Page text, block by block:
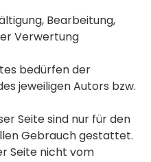
Bearbeitung,
Verwertung
bedürfen der
jeweiligen Autors bzw.
Seite sind nur für den
Gebrauch gestattet.
Seite nicht vom